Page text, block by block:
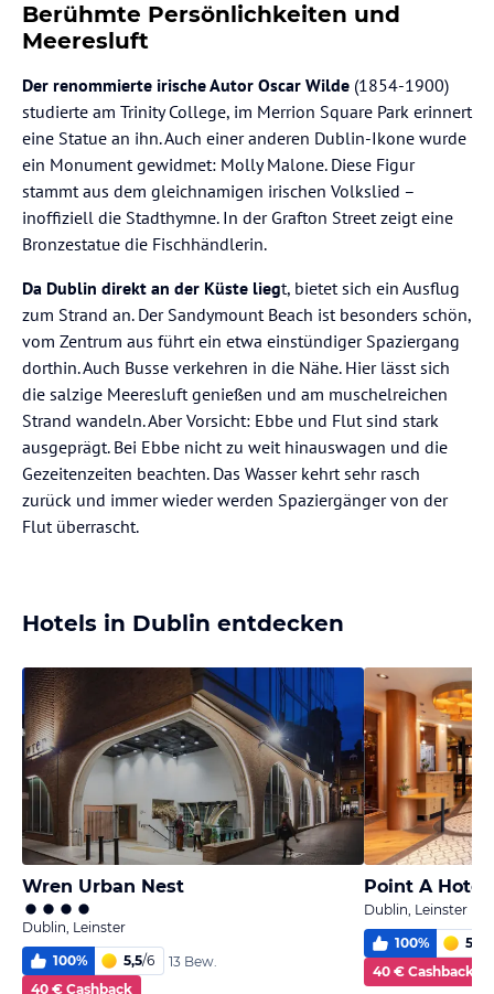
Berühmte Persönlichkeiten und
Meeresluft
Der renommierte irische Autor Oscar Wilde (1854-1900)
studierte am Trinity College, im Merrion Square Park erinnert
eine Statue an ihn. Auch einer anderen Dublin-Ikone wurde
ein Monument gewidmet: Molly Malone. Diese Figur
stammt aus dem gleichnamigen irischen Volkslied –
inoffiziell die Stadthymne. In der Grafton Street zeigt eine
Bronzestatue die Fischhändlerin.
Da Dublin direkt an der Küste liegt, bietet sich ein Ausflug
zum Strand an. Der Sandymount Beach ist besonders schön,
vom Zentrum aus führt ein etwa einstündiger Spaziergang
dorthin. Auch Busse verkehren in die Nähe. Hier lässt sich
die salzige Meeresluft genießen und am muschelreichen
Strand wandeln. Aber Vorsicht: Ebbe und Flut sind stark
ausgeprägt. Bei Ebbe nicht zu weit hinauswagen und die
Gezeitenzeiten beachten. Das Wasser kehrt sehr rasch
zurück und immer wieder werden Spaziergänger von der
Flut überrascht.
Hotels in Dublin entdecken
Wren Urban Nest
Dublin, Leinster
100% 5,5/6
13 Bew.
40 € Cashback
Point A
Dublin, Leinster
100% 5,6
40 € Cashback